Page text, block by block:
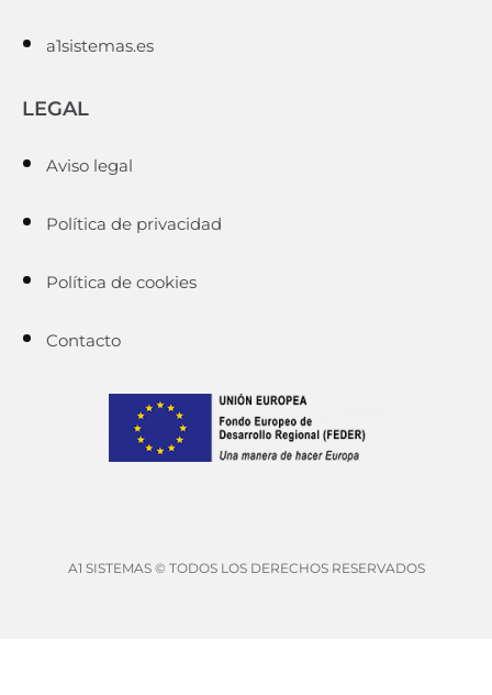
a1sistemas.es
LEGAL
Aviso legal
Política de privacidad
Política de cookies
Contacto
A1 SISTEMAS © TODOS LOS DERECHOS RESERVADOS